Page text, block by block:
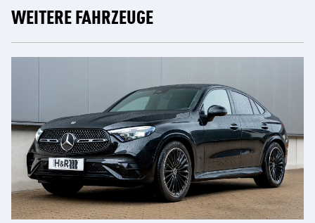
WEITERE FAHRZEUGE